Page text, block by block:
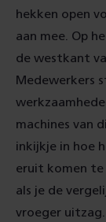
hekken open
aan mee. Op
de westkant
Medewerkers
machines van
inkijkje in hoe
eruit komen te
als je de
vroeger uitzag.